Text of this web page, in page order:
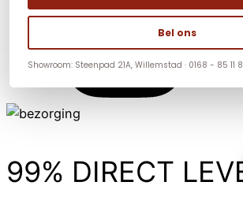
99% DIRECT
Bel ons
Showroom: Steenpad 21A, Willemstad · 0168 - 85 11